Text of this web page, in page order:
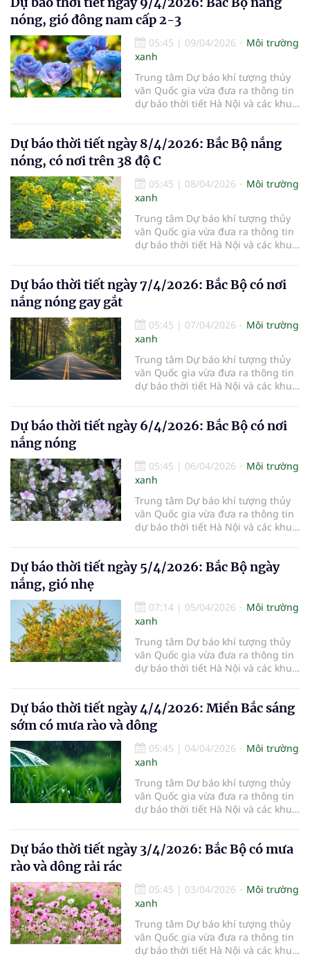
nóng, gió đông nam cấp 2-3
05:45 | 09/04/2026
Môi trường
xanh
Trung tâm Dự báo khí tượng thủy
văn Quốc gia vừa đưa ra thông tin
dự báo thời tiết Hà Nội và các khu
Dự báo thời tiết ngày 8/4/2026: Bắc Bộ nắng
nóng, có nơi trên 38 độ C
05:45 | 08/04/2026
Môi trường
xanh
Trung tâm Dự báo khí tượng thủy
văn Quốc gia vừa đưa ra thông tin
dự báo thời tiết Hà Nội và các khu
Dự báo thời tiết ngày 7/4/2026: Bắc Bộ có nơi
nắng nóng gay gắt
05:45 | 07/04/2026
Môi trường
xanh
Trung tâm Dự báo khí tượng thủy
văn Quốc gia vừa đưa ra thông tin
dự báo thời tiết Hà Nội và các khu
Dự báo thời tiết ngày 6/4/2026: Bắc Bộ có nơi
nắng nóng
05:45 | 06/04/2026
Môi trường
xanh
Trung tâm Dự báo khí tượng thủy
văn Quốc gia vừa đưa ra thông tin
dự báo thời tiết Hà Nội và các khu
Dự báo thời tiết ngày 5/4/2026: Bắc Bộ ngày
nắng, gió nhẹ
07:14 | 05/04/2026
Môi trường
xanh
Trung tâm Dự báo khí tượng thủy
văn Quốc gia vừa đưa ra thông tin
dự báo thời tiết Hà Nội và các khu
Dự báo thời tiết ngày 4/4/2026: Miền Bắc sáng
sớm có mưa rào và dông
05:45 | 04/04/2026
Môi trường
xanh
Trung tâm Dự báo khí tượng thủy
văn Quốc gia vừa đưa ra thông tin
dự báo thời tiết Hà Nội và các khu
Dự báo thời tiết ngày 3/4/2026: Bắc Bộ có mưa
rào và dông rải rác
05:45 | 03/04/2026
Môi trường
xanh
Trung tâm Dự báo khí tượng thủy
văn Quốc gia vừa đưa ra thông tin
dự báo thời tiết Hà Nội và các khu